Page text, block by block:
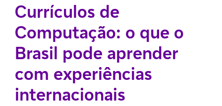
Currículos de
Computação: o que o
Brasil pode aprender
com experiências
internacionais